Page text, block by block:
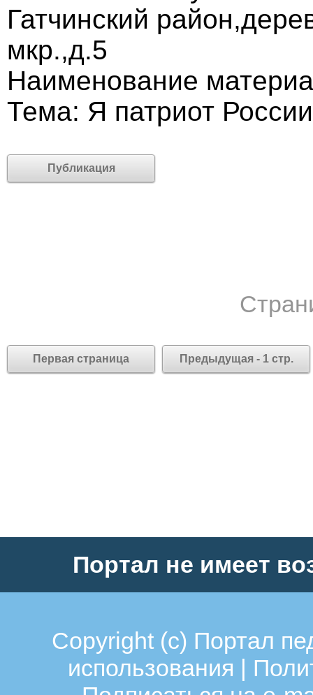
Гатчинский
мкр.,д.5
Наименование
Тема: Я патриот
Публикация
Первая страница Предыдущая - 1 стр.
Портал не имеет
Copyright (c) Портал
использования |